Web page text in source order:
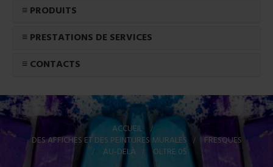
≡ PRODUITS
≡ PRESTATIONS DE SERVICES
≡ CONTACTS
ACCUEIL >
DES AFFICHES ET DES PEINTURES MURALES >
FRESQUES
>
AU-DELÀ > OLTRE 05